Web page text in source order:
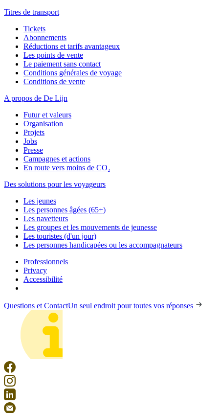
Titres de transport
Tickets
Abonnements
Réductions et tarifs avantageux
Les points de vente
Le paiement sans contact
Conditions générales de voyage
Conditions de vente
A propos de De Lijn
Futur et valeurs
Organisation
Projets
Jobs
Presse
Campagnes et actions
En route vers moins de CO₂
Des solutions pour les voyageurs
Les jeunes
Les personnes âgées (65+)
Les navetteurs
Les groupes et les mouvements de jeunesse
Les touristes (d'un jour)
Les personnes handicapées ou les accompagnateurs
Professionnels
Privacy
Accessibilité
Questions et ContactUn seul endroit pour toutes vos réponses